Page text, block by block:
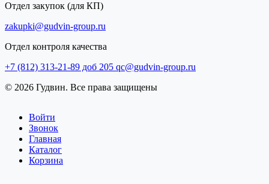
Отдел закупок (для КП)
zakupki@gudvin-group.ru
Отдел контроля качества
+7 (812) 313-21-89 доб 205 qc@gudvin-group.ru
© 2026 Гудвин. Все права защищены
Войти
Звонок
Главная
Каталог
Корзина